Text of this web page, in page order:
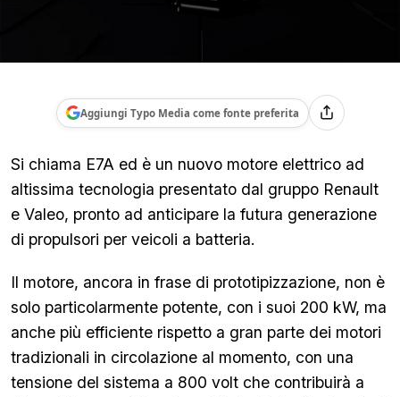
Aggiungi Typo Media come fonte preferita
Si chiama E7A ed è un nuovo motore elettrico ad
altissima tecnologia presentato dal gruppo Renault
e Valeo, pronto ad anticipare la futura generazione
di propulsori per veicoli a batteria.
Il motore, ancora in frase di prototipizzazione, non è
solo particolarmente potente, con i suoi 200 kW, ma
anche più efficiente rispetto a gran parte dei motori
tradizionali in circolazione al momento, con una
tensione del sistema a 800 volt che contribuirà a